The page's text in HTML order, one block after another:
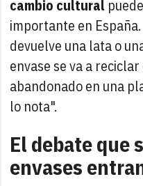
cambio cultural
importante en
devuelve una lata o
envase se va a
abandonado en una
lo nota".
El debate que
envases